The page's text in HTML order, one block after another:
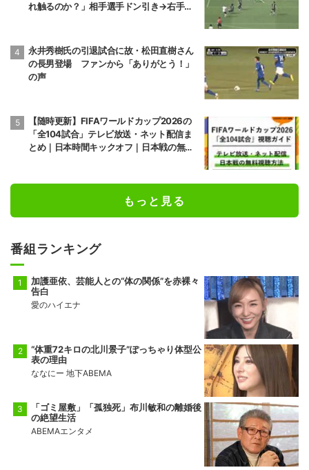
れ触るのか？」相手選手ドン引き→右手一
永井秀樹氏の引退試合に故・松田直樹さん
の長男登場 ファンから「ありがとう！」
の声
【随時更新】FIFAワールドカップ2026の
「全104試合」テレビ放送・ネット配信ま
とめ｜日本時間キックオフ｜日本戦の無料
もっと見る
番組ランキング
加護亜依、芸能人との“体の関係”を赤裸々
告白
愛のハイエナ
“体重72キロの北川景子”ぽっちゃり体型公
表の理由
ななにー 地下ABEMA
「ゴミ屋敷」「孤独死」布川敏和の離婚後
の絶望生活
ABEMAエンタメ